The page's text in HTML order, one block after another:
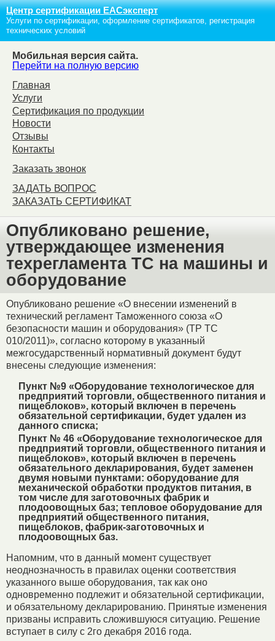
Центр сертификации ЕАСэксперт
Услуги по сертификации, оформление сертификатов, регистрация
технических условий
Мобильная версия сайта.
Перейти на полную версию
Главная
Услуги
Сертификация по продукции
Новости
Отзывы
Контакты
Заказать звонок
ЗАДАТЬ ВОПРОС
ЗАКАЗАТЬ СЕРТИФИКАТ
Опубликовано решение,
утверждающее изменения
техрегламента ТС на машины и
оборудование
Опубликовано решение «О внесении изменений в
технический регламент Таможенного союза «О
безопасности машин и оборудования» (ТР ТС
010/2011)», согласно которому в указанный
межгосударственный нормативный документ будут
внесены следующие изменения:
Пункт №9 «Оборудование технологическое для
предприятий торговли, общественного питания и
пищеблоков», который включен в перечень
обязательной сертификации, будет удален из
данного списка;
Пункт № 46 «Оборудование технологическое для
предприятий торговли, общественного питания и
пищеблоков», который включен в перечень
обязательного декларирования, будет заменен
двумя новыми пунктами: оборудование для
механической обработки продуктов питания, в
том числе для заготовочных фабрик и
плодоовощных баз; тепловое оборудование для
предприятий общественного питания,
пищеблоков, фабрик-заготовочных и
плодоовощных баз.
Напомним, что в данный момент существует
неоднозначность в правилах оценки соответствия
указанного выше оборудования, так как оно
одновременно подлежит и обязательной сертификации,
и обязательному декларированию. Принятые изменения
призваны исправить сложившуюся ситуацию. Решение
вступает в силу с 2го декабря 2016 года.